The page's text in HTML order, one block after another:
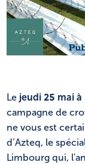
Le jeudi 25 mai à
campagne de
ne vous est
d’Azteq, le
Limbourg qui,